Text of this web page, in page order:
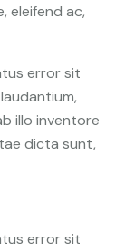
eleifend ac,
error sit
illo inventore
dicta sunt,
error sit